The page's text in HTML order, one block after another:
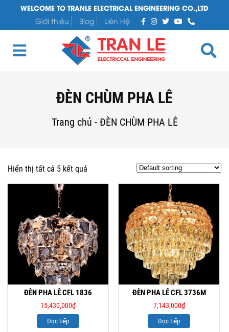
WELCOME TO TRANLE ELECTRICAL ENGINEERING CO.,LTD
Giới thiệu
Blog Liên Hệ
ĐÈN CHÙM PHA LÊ
Trang chủ - ĐÈN CHÙM PHA LÊ
Hiển thị tất cả 5 kết quả
ĐÈN PHA LÊ CFL 1836
15,430,000₫
Đọc tiếp
ĐÈN PHA LÊ CFL 3736M
7,143,000₫
Đọc tiếp